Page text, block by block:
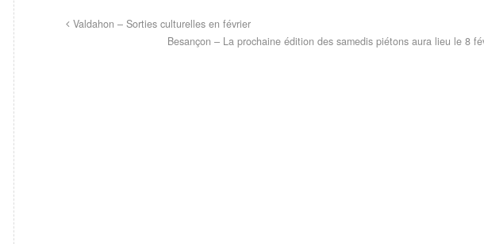
Valdahon – Sorties culturelles en février
Besançon – La prochaine édition des samedis piétons aura lieu le 8